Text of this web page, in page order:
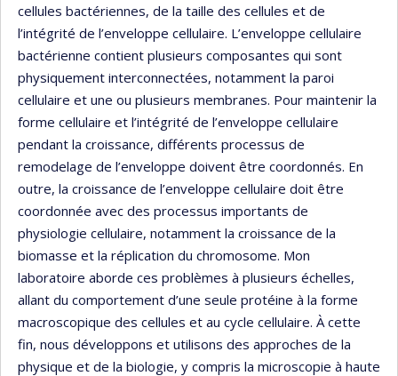
cellules bactériennes, de la taille des cellules et de
l’intégrité de l’enveloppe cellulaire. L’enveloppe cellulaire
bactérienne contient plusieurs composantes qui sont
physiquement interconnectées, notamment la paroi
cellulaire et une ou plusieurs membranes. Pour maintenir la
forme cellulaire et l’intégrité de l’enveloppe cellulaire
pendant la croissance, différents processus de
remodelage de l’enveloppe doivent être coordonnés. En
outre, la croissance de l’enveloppe cellulaire doit être
coordonnée avec des processus importants de
physiologie cellulaire, notamment la croissance de la
biomasse et la réplication du chromosome. Mon
laboratoire aborde ces problèmes à plusieurs échelles,
allant du comportement d’une seule protéine à la forme
macroscopique des cellules et au cycle cellulaire. À cette
fin, nous développons et utilisons des approches de la
physique et de la biologie, y compris la microscopie à haute